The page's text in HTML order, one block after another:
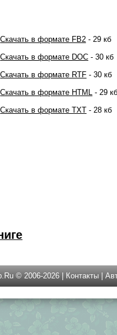
Скачать в формате FB2 - 29 кб
Скачать в формате DOC - 30 кб
Скачать в формате RTF - 30 кб
Скачать в формате HTML - 29
Скачать в формате TXT - 28 кб
© 2006-2026 | Контакты |